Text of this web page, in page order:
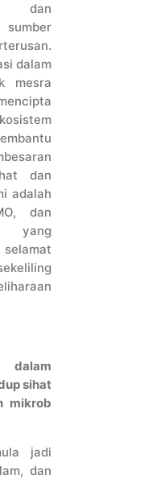
dan
dalam
mesra
dan
adalah
dan
sihat
mikrob
jadi
dan